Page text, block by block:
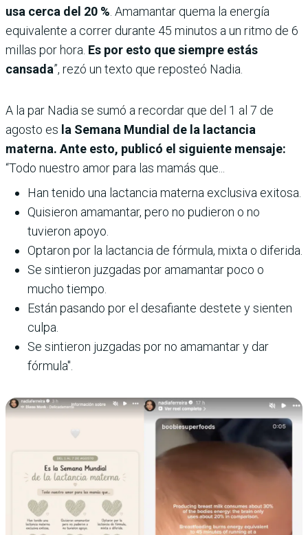
usa cerca del 20 % . Amamantar quema la energía
equivalente a correr durante 45 minutos a un ritmo de 6
millas por hora. Es por esto que siempre estás
cansada”, rezó un texto que reposteó Nadia.
A la par Nadia se sumó a recordar que del 1 al 7 de
agosto es la Semana Mundial de la lactancia
materna. Ante esto, publicó el siguiente mensaje:
“Todo nuestro amor para las mamás que...
Han tenido una lactancia materna exclusiva exitosa.
Quisieron amamantar, pero no pudieron o no
tuvieron apoyo.
Optaron por la lactancia de fórmula, mixta o diferida.
Se sintieron juzgadas por amamantar poco o
mucho tiempo.
Están pasando por el desafiante destete y sienten
culpa.
Se sintieron juzgadas por no amamantar y dar
fórmula".